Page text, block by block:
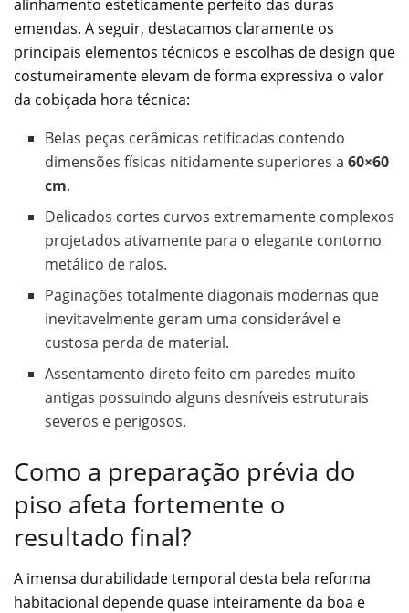
alinhamento esteticamente perfeito das duras
emendas. A seguir, destacamos claramente os
principais elementos técnicos e escolhas de design que
costumeiramente elevam de forma expressiva o valor
da cobiçada hora técnica:
Belas peças cerâmicas retificadas contendo
dimensões físicas nitidamente superiores a60×60
cm.
Delicados cortes curvos extremamente complexos
projetados ativamente para o elegante contorno
metálico de ralos.
Paginações totalmente diagonais modernas que
inevitavelmente geram uma considerável e
custosa perda de material.
Assentamento direto feito em paredes muito
antigas possuindo alguns desníveis estruturais
severos e perigosos.
Como a preparação prévia do
piso afeta fortemente o
resultado final?
A imensa durabilidade temporal desta bela reforma
habitacional depende quase inteiramente da boa e